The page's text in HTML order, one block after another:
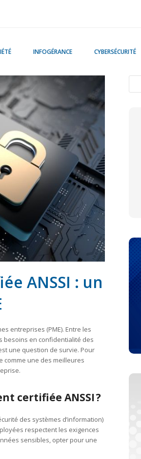
INFOGÉRANCE CYBERSÉCURITÉ
ANSSI : un
entreprises (PME). Entre les
besoins en confidentialité des
une question de survie. Pour
comme une des meilleures
certifiée ANSSI?
des systèmes d’information)
respectent les exigences
sensibles, opter pour une